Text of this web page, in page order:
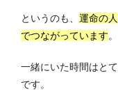
というのも、 運命の
でつながっています。
一緒にいた時間はと
です。